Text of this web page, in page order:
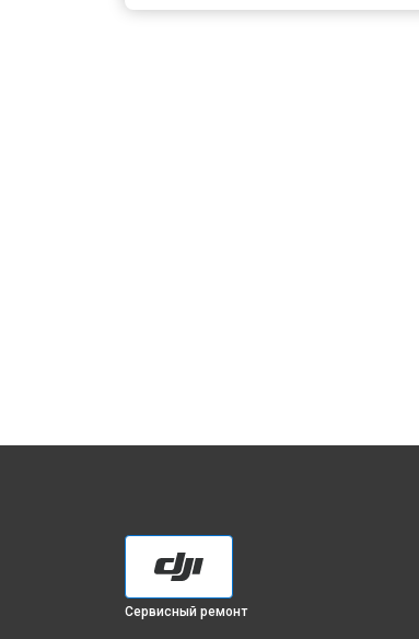
Сервисный ремонт